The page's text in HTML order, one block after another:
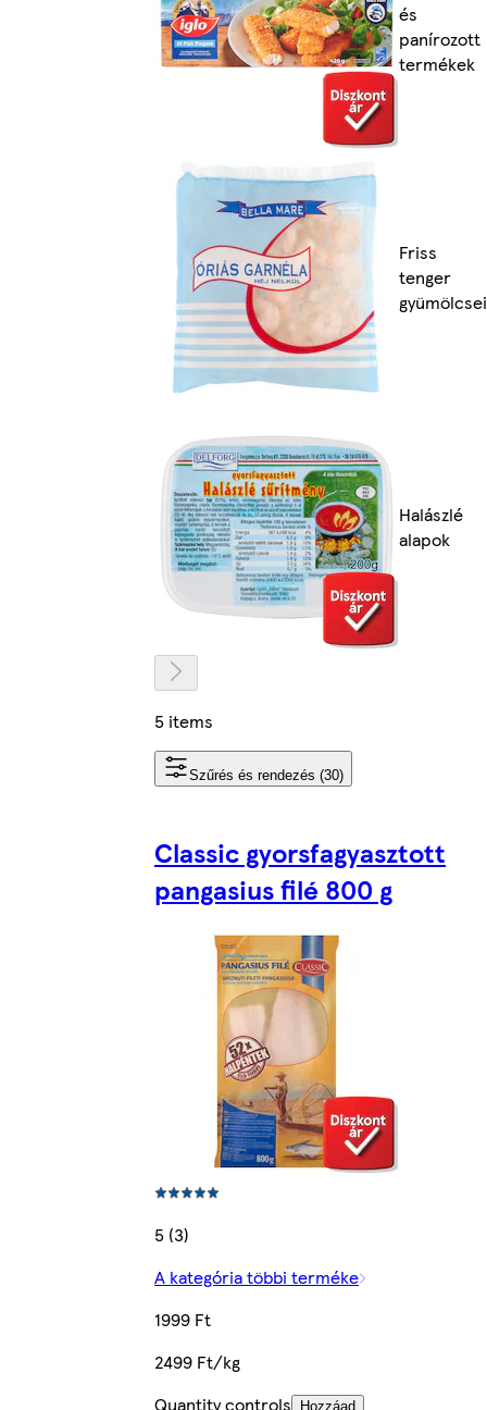
és
panírozott
termékek
Friss
tenger
gyümölcsei
Halászlé
alapok
5 items
Szűrés és rendezés (30)
Classic gyorsfagyasztott
pangasius filé 800 g
5 (3)
A kategória többi terméke
1999 Ft
2499 Ft/kg
Quantity controls
Hozzáad